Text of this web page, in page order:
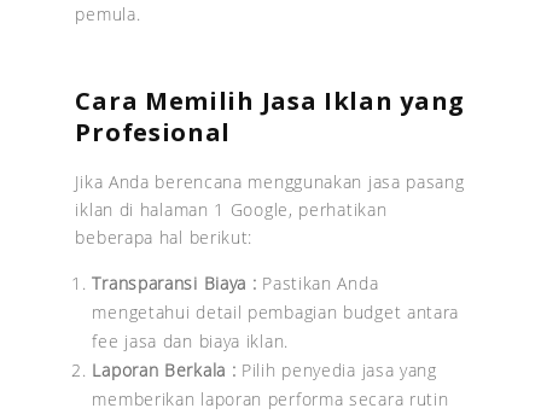
pemula.
Cara Memilih Jasa Iklan yang
Profesional
Jika Anda berencana menggunakan jasa pasang
iklan di halaman 1 Google, perhatikan
beberapa hal berikut:
Transparansi Biaya : Pastikan Anda
mengetahui detail pembagian budget antara
fee jasa dan biaya iklan.
Laporan Berkala : Pilih penyedia jasa yang
memberikan laporan performa secara rutin